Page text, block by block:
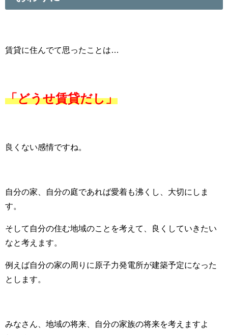
賃貸に住んでて思ったことは…
「どうせ賃貸だし」
良くない感情ですね。
自分の家、自分の庭であれば愛着も沸くし、大切にしま
す。
そして自分の住む地域のことを考えて、良くしていきたい
なと考えます。
例えば自分の家の周りに原子力発電所が建築予定になった
とします。
みなさん、地域の将来、自分の家族の将来を考えますよ